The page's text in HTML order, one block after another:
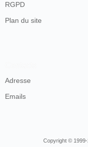
RGPD
Plan du site
Adresse
Emails
Copyright ©